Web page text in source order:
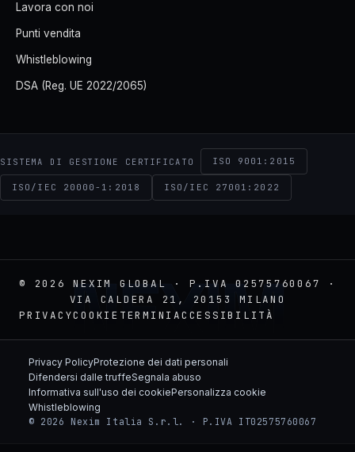
Lavora con noi
Punti vendita
Whistleblowing
DSA (Reg. UE 2022/2065)
SISTEMA DI GESTIONE CERTIFICATO ISO 9001:2015
ISO/IEC 20000-1:2018 ISO/IEC 27001:2022
© 2026 NEXIM GLOBAL · P.IVA 02575760067 ·
VIA CALDERA 21, 20153 MILANO
PRIVACYCOOKIE TERMINI ACCESSIBILITÀ
NEXIM
Privacy PolicyProtezione dei dati personali
Difendersi dalle truffeSegnala abuso
Informativa sull'uso dei cookiePersonalizza cookie
Whistleblowing
© 2026 Nexim Italia S.r.l. · P.IVA IT02575760067